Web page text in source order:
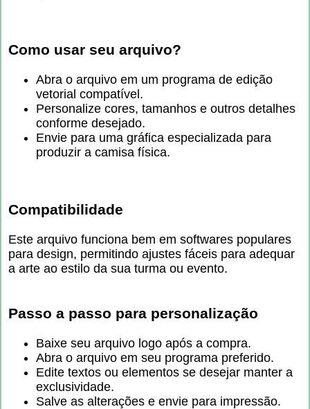
Como usar seu arquivo?
Abra o arquivo em um programa de edição
vetorial compatível.
Personalize cores, tamanhos e outros detalhes
conforme desejado.
Envie para uma gráfica especializada para
produzir a camisa física.
Compatibilidade
Este arquivo funciona bem em softwares populares
para design, permitindo ajustes fáceis para adequar
a arte ao estilo da sua turma ou evento.
Passo a passo para personalização
Baixe seu arquivo logo após a compra.
Abra o arquivo em seu programa preferido.
Edite textos ou elementos se desejar manter a
exclusividade.
Salve as alterações e envie para impressão.